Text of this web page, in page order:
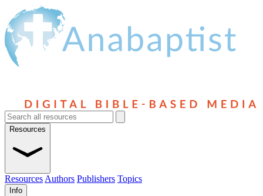
Resources
Resources Authors Publishers Topics
Info